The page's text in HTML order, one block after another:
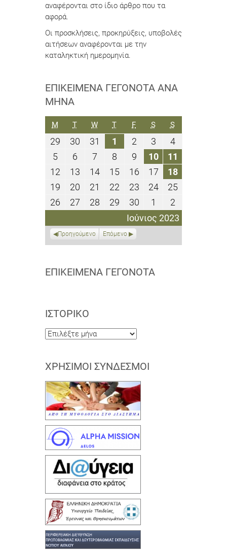
αναφέρονται στο ίδιο άρθρο που τα
αφορά.
Οι προσκλήσεις, προκηρύξεις, υποβολές
αιτήσεων αναφέρονται με την
καταληκτική ημερομηνία.
ΕΠΙΚΕΊΜΕΝΑ ΓΕΓΟΝΌΤΑ ΑΝΆ
ΜΉΝΑ
Ιούνιος 2023
M ΔΕΥΤΈΡΑ
TΤΡΊΤΗ
WΤΕΤΆΡΤΗ
TΠΈΜΠΤΗ
FΠΑΡΑΣΚΕΥΉ
SΣΆΒΒΑΤΟ
SΚΥΡΙΑΚΉ
29
Μαΐου
2023
30
Μαΐου
2023
31
Μαΐου
2023
1
Ιουνίου
2023
22
Ιουνίου
2023
33
Ιουνίου
2023
44
Ιουνίου
2023
55
Ιουνίου
2023
6
Ιουνίου
2023
7
Ιουνίου
2023
8
Ιουνίου
2023
99
Ιουνίου
2023
1010
Ιουνίου
2023
11
Ιουνίου
2023
12
Ιουνίου
2023
13
Ιουνίου
2023
1414
Ιουνίου
2023
1515
Ιουνίου
2023
1616
Ιουνίου
2023
1717
Ιουνίου
2023
1818
Ιουνίου
2023
19
Ιουνίου
2023
20
Ιουνίου
2023
21
Ιουνίου
2023
22
Ιουνίου
2023
2323
Ιουνίου
2023
2424
Ιουνίου
2023
2525
2023
26
Ιουνίου
27
Ιουνίου
28
Ιουνίου
29
Ιουνίου
2023
3030
Ιουνίου
2023
1
Ιουλίου
2023
22
Ιουλίου
2023
Προηγούμενο Επόμενο
ΕΠΙΚΕΊΜΕΝΑ ΓΕΓΟΝΌΤΑ
ΙΣΤΟΡΙΚΌ
Ιστορικό
ΧΡΉΣΙΜΟΙ ΣΎΝΔΕΣΜΟΙ